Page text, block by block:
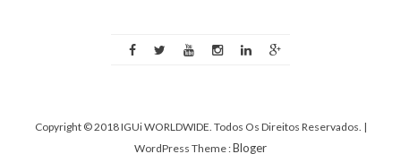
Copyright © 2018 IGUi WORLDWIDE. Todos Os Direitos Reservados. |
WordPress Theme :Bloger